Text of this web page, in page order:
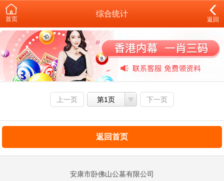
首页
综合统计
返回
上一页 第1页 下一页
返回首页
安康市卧佛山公墓有限公司